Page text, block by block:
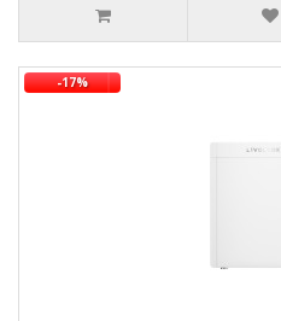
-17%